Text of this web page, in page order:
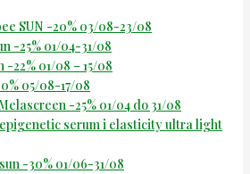
SUN -20% 03/08-23/08
-25% 01/04-31/08
-22% 01/08 – 15/08
05/08-17/08
-25% 01/04 do 31/08
serum i elasticity ultra light
-30% 01/06-31/08